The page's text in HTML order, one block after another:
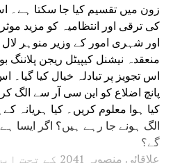
زون میں تقسیم کیا جا سکتا ہے۔
کی ترقی اور انتظامیہ کو مزید
اور شہری امور کے وزیر منوہر
اس تجویز پر تبادلہ خیال کیا
پانچ اضلاع کو این سی آر سے الگ
کیا ہوا معلوم کریں۔ کیا ہریانہ
الگ ہونے جا رہے ہیں؟ اگر ایسا
گے؟
علاقائی